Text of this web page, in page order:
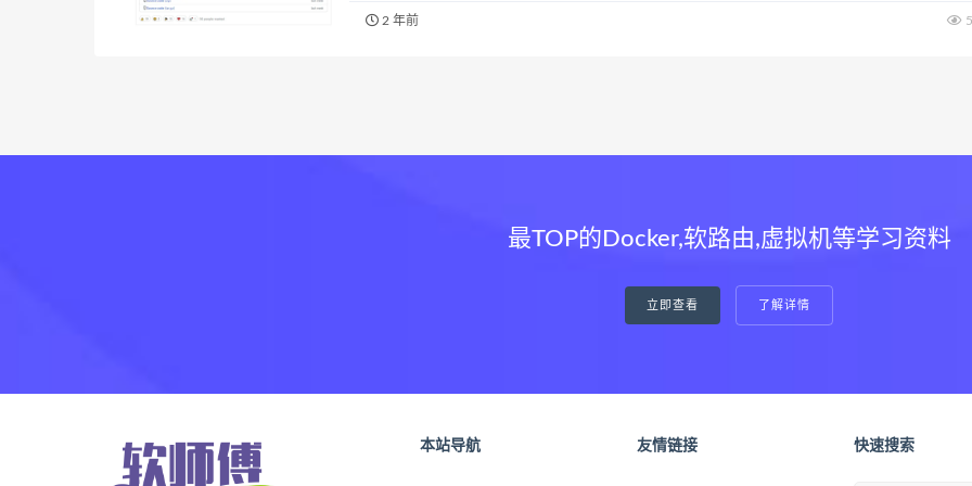
2 年前
最TOP的Docker,软路由,虚拟机等学习资料
立即查看 了解详情
本站导航 友情链接 快速搜索